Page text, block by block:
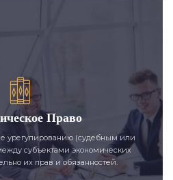
Право
урегулированию (судебным или
субъектами экономических
их прав и обязанностей.